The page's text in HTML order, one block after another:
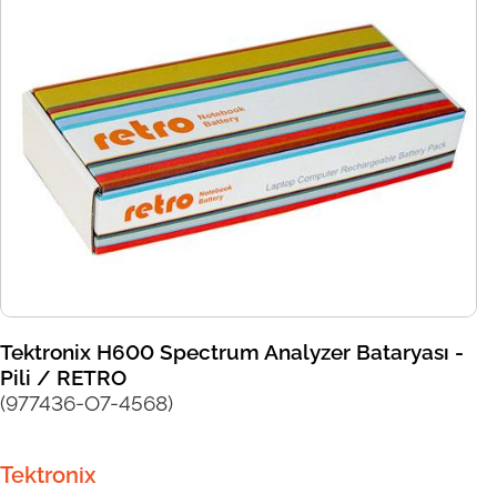
Tektronix H600 Spectrum Analyzer Bataryası -
Pili / RETRO
(977436-O7-4568)
Tektronix